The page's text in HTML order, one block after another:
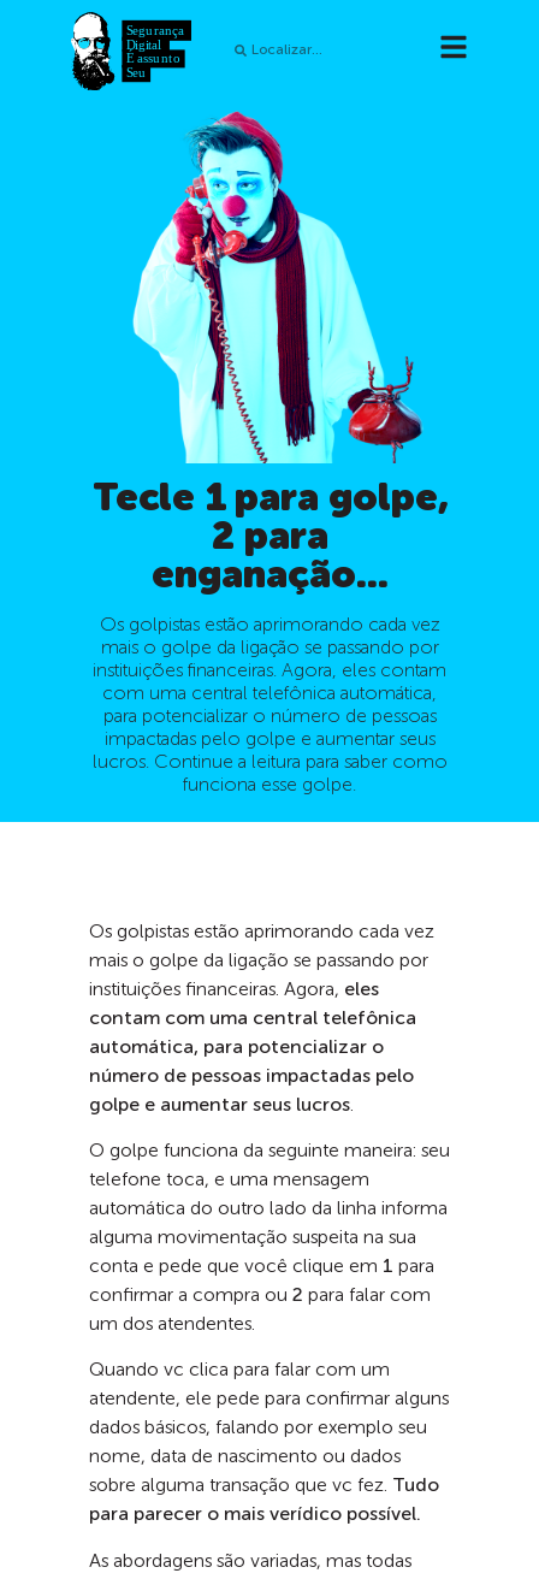
Tecle 1 para golpe,
2 para
enganação...
Os golpistas estão aprimorando cada vez
mais o golpe da ligação se passando por
instituições financeiras. Agora, eles contam
com uma central telefônica automática,
para potencializar o número de pessoas
impactadas pelo golpe e aumentar seus
lucros. Continue a leitura para saber como
funciona esse golpe.
Os golpistas estão aprimorando cada vez
mais o golpe da ligação se passando por
instituições financeiras. Agora, eles
contam com uma central telefônica
automática, para potencializar o
número de pessoas impactadas pelo
golpe e aumentar seus lucros.
O golpe funciona da seguinte maneira: seu
telefone toca, e uma mensagem
automática do outro lado da linha informa
alguma movimentação suspeita na sua
conta e pede que você clique em 1 para
confirmar a compra ou 2 para falar com
um dos atendentes.
Quando vc clica para falar com um
atendente, ele pede para confirmar alguns
dados básicos, falando por exemplo seu
nome, data de nascimento ou dados
sobre alguma transação que vc fez. Tudo
para parecer o mais verídico possível.
As abordagens são variadas, mas todas